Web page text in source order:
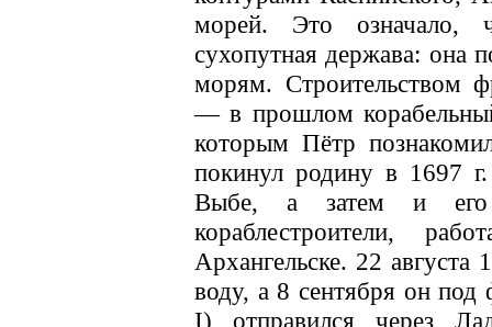
морей. Это означало,
сухопутная держава: она
морям. Строительством
— в прошлом
которым Пётр
покинул родину в 1697
Выбе, а затем и
кораблестроители,
Архангельске. 22
воду, а 8 сентября он
I) отправился через